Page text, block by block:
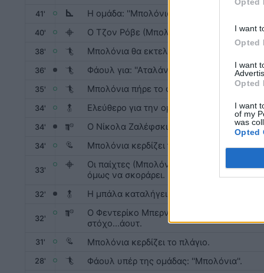
I want
Opted
I want
Opted
I want
of my
was
Opted
41' H ομάδα: ''Μπολόνια'' κέρδισε κόρνερ
40' Ο Τζον Ρόβε (Μπολόνια) σουτάρει στην
38' Μπολόνια θα εκτελέσει το φάουλ σε καλή
36' Φάουλ για: ''Αταλάντα'' .
35' Μπολόνια πήρε το φάουλ.
34' Ελεύθερο για την ομάδα: ''Μπολόνια''.
34' Ο Νίκολα Ζαλέφσκι σουτάρει, αλλά δεν
34' Μπολόνια κερδίζει το πλάγιο.
33'
Οι παίχτες (Μπολόνια) προωθούν το
όμως να σκοράρει.
32' Η μπάλα καταλήγει άουτ.Αταλάντα θα
32'
Ο Φεντερίκο Μπερναντέσκι (Μπολόνια)
στόχο...άουτ.
31' Μπολόνια κερδίζει το πλάγιο.
28' Φάουλ υπέρ της ομάδας: ''Μπολόνια''.